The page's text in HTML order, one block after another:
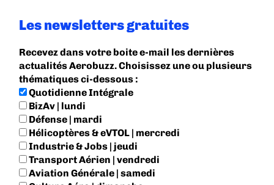
Les newsletters gratuites
Recevez dans votre boite e-mail les dernières
actualités Aerobuzz. Choisissez une ou plusieurs
thématiques ci-dessous :
Quotidienne Intégrale
BizAv | lundi
Défense | mardi
Hélicoptères & eVTOL | mercredi
Industrie & Jobs | jeudi
Transport Aérien | vendredi
Aviation Générale | samedi